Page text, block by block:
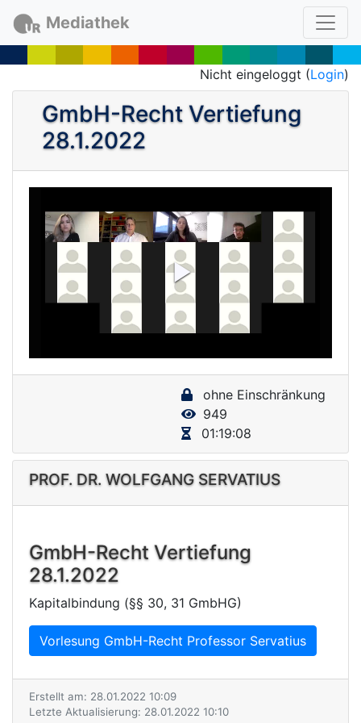
Mediathek
Nicht eingeloggt (Login)
GmbH-Recht Vertiefung
28.1.2022
P
l
V
i
d
e
o
ohne Einschränkung
949
01:19:08
PROF. DR. WOLFGANG SERVATIUS
GmbH-Recht Vertiefung
28.1.2022
Kapitalbindung (§§ 30, 31 GmbHG)
Vorlesung GmbH-Recht Professor Servatius
Erstellt am: 28.01.2022 10:09
Letzte Aktualisierung: 28.01.2022 10:10